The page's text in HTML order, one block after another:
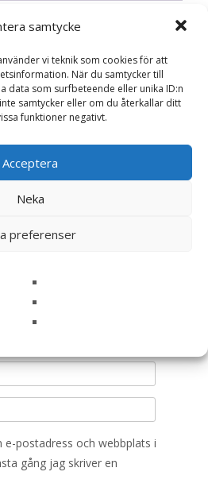
samtycke
vi teknik som cookies för att
När du samtycker till
data som surfbeteende eller unika ID:n
samtycker eller om du återkallar ditt
funktioner negativt.
Acceptera
Neka
preferenser
än.
50-60 co – Fröer”
inte publiceras.
e-postadress och webbplats i
gång jag skriver en